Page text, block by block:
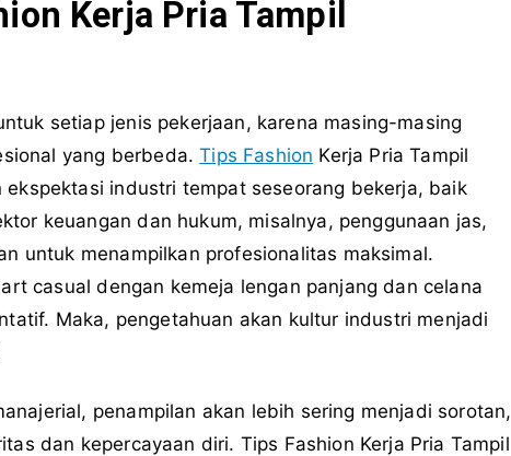
Kerja Pria Tampil
setiap jenis pekerjaan, karena masing-masing
yang berbeda.Tips Fashion Kerja Pria Tampil
industri tempat seseorang bekerja, baik
keuangan dan hukum, misalnya, penggunaan jas,
untuk menampilkan profesionalitas maksimal.
casual dengan kemeja lengan panjang dan celana
Maka, pengetahuan akan kultur industri menjadi
penampilan akan lebih sering menjadi sorotan,
dan kepercayaan diri. Tips Fashion Kerja Pria Tampil